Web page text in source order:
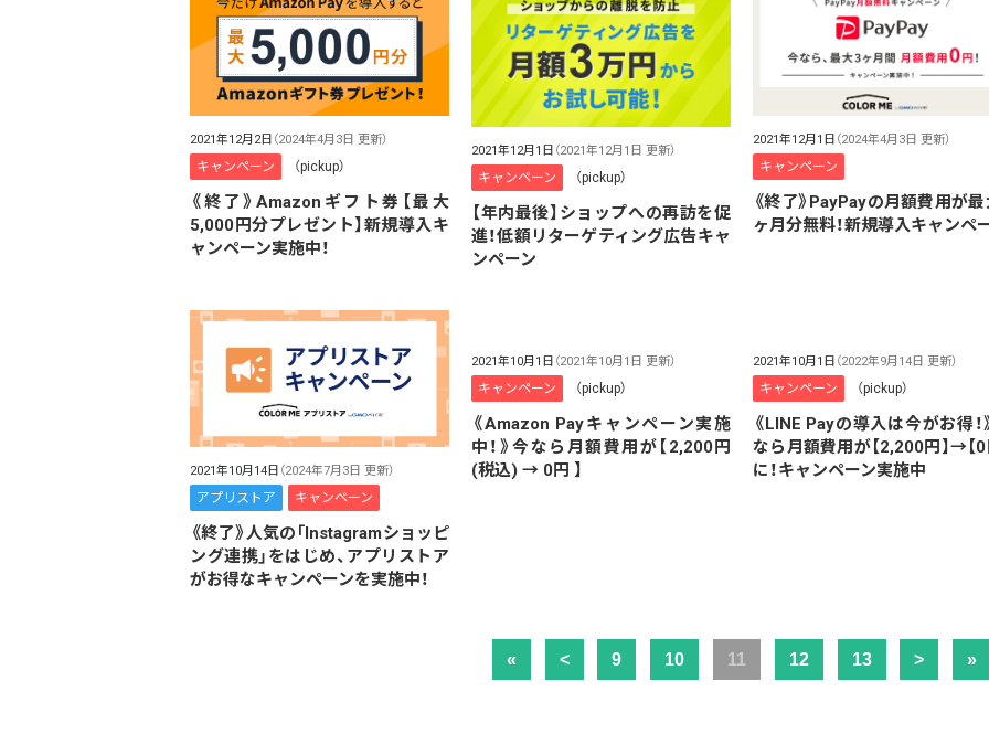
2021年12月2日 （2024年4月3日 更新）
キャンペーン （pickup）
《終了》Amazonギフト券【最大
5,000円分プレゼント】新規導入キ
ャンペーン実施中！
2021年12月1日 （2021年12月1日 更新）
キャンペーン （pickup）
【年内最後】ショップへの再訪を促
進！低額リターゲティング広告キャ
ンペーン
2021年12月1日 （2024年4月3日 更新）
キャンペーン
《終了》PayPayの月額費用が
ヶ月分無料！新規導入キャンペ
2021年10月14日 （2024年7月3日 更新）
アプリストア キャンペーン
《終了》人気の「Instagramショッピ
ング連携」をはじめ、アプリストア
がお得なキャンペーンを実施中！
2021年10月1日 （2021年10月1日 更新）
キャンペーン （pickup）
《Amazon Payキャンペーン実施
中！》今なら月額費用が【2,200円
(税込) → 0円 】
2021年10月1日 （2022年9月14日 更新）
キャンペーン （pickup）
《LINE Payの導入は今がお得！
なら月額費用が【2,200円】→【0
に！キャンペーン実施中
« < 9 10 11 12 13 > »